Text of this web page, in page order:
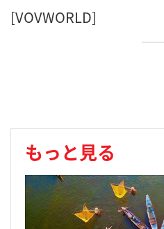
[VOVWORLD]
もっと見る